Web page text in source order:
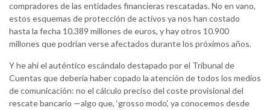
compradores de las entidades financieras rescatadas. No en vano,
estos esquemas de protección de activos ya nos han costado
hasta la fecha 10.389 millones de euros, y hay otros 10.900
millones que podrían verse afectados durante los próximos años.
Y he ahí el auténtico escándalo destapado por el Tribunal de
Cuentas que debería haber copado la atención de todos los medios
de comunicación: no el cálculo preciso del coste provisional del
rescate bancario —algo que, ‘grosso modo’, ya conocemos desde